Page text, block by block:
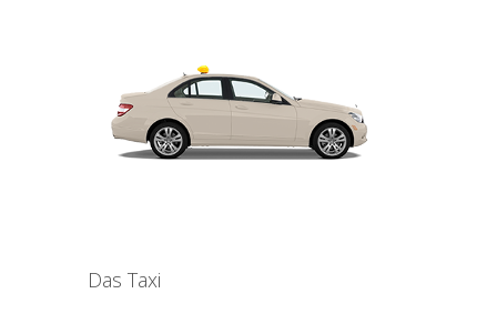
Das Taxi